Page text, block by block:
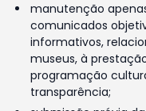
manutenção
comunicados
informativos,
museus, à
programação
transparência;